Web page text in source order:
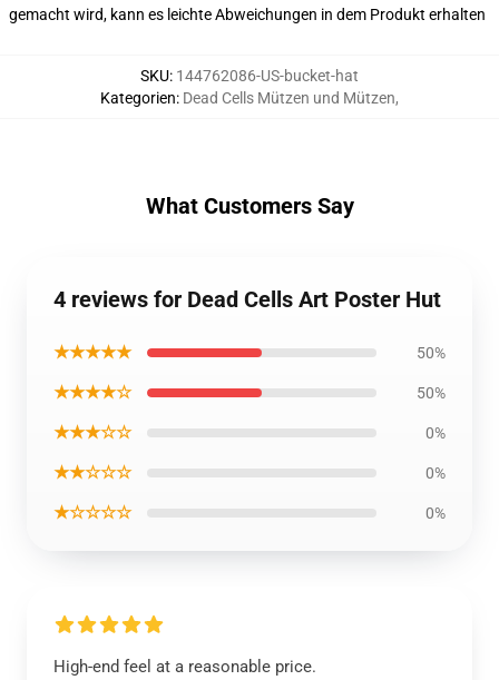
gemacht wird, kann es leichte Abweichungen in dem Produkt erhalten
SKU: 144762086-US-bucket-hat
Kategorien: Dead Cells Mützen und Mützen,
What Customers Say
4 reviews for Dead Cells Art Poster Hut
★★★★★ 50%
★★★★☆ 50%
★★★☆☆ 0%
★★☆☆☆ 0%
★☆☆☆☆ 0%
High-end feel at a reasonable price.